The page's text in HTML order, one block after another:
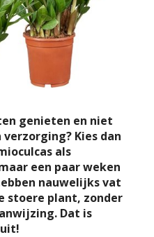
genieten en niet
Kies dan
als
een paar weken
nauwelijks vat
stoere plant, zonder
Dat is